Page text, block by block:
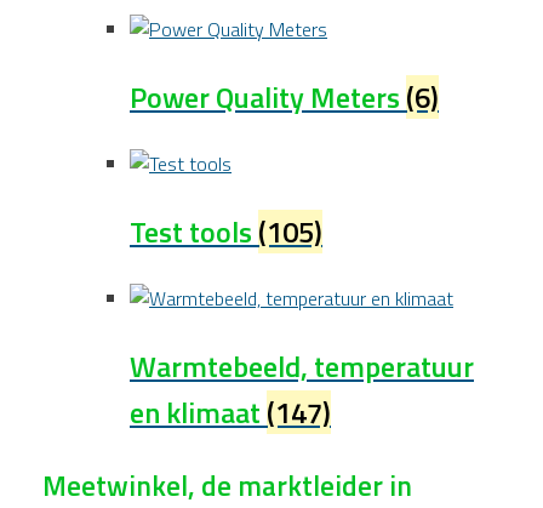
Power Quality Meters(6)
Test tools(105)
Warmtebeeld, temperatuur
en klimaat(147)
Meetwinkel, de marktleider in